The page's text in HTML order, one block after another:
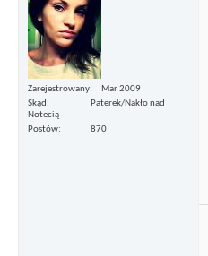
Zarejestrowany
Mar 2009
Skąd
Paterek/Nakło nad
Notecią
Postów
870